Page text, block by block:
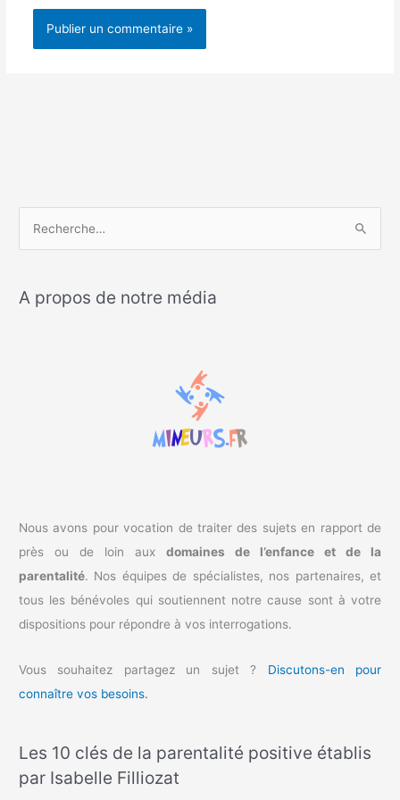
h
A propos de notre média
Nous avons pour vocation de traiter des sujets en rapport de
près ou de loin aux domaines de l’enfance et de la
parentalité. Nos équipes de spécialistes, nos partenaires, et
tous les bénévoles qui soutiennent notre cause sont à votre
dispositions pour répondre à vos interrogations.
Vous souhaitez partagez un sujet ? Discutons-en pour
connaître vos besoins.
Les 10 clés de la parentalité positive établis
par Isabelle Filliozat